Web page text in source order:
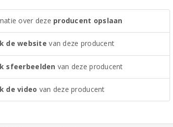
over deze producent opslaan
de website van deze producent
sfeerbeelden van deze producent
de video van deze producent